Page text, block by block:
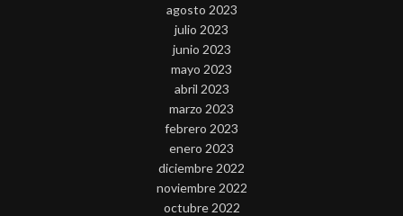
agosto 2023
julio 2023
junio 2023
mayo 2023
abril 2023
marzo 2023
febrero 2023
enero 2023
diciembre 2022
noviembre 2022
octubre 2022